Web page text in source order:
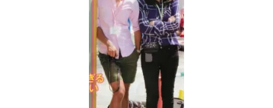
【画像】ブーニンの嫁は
資産家の娘！馴れ初めは
取材！？